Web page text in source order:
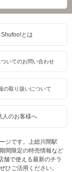
Shufoo!とは
ついてのお問い合わせ
の取り扱いについて
人のお客様へ
ジです。上総川間駅
間限定の特売情報など
舗で使える最新のチラ
ひご活用ください。